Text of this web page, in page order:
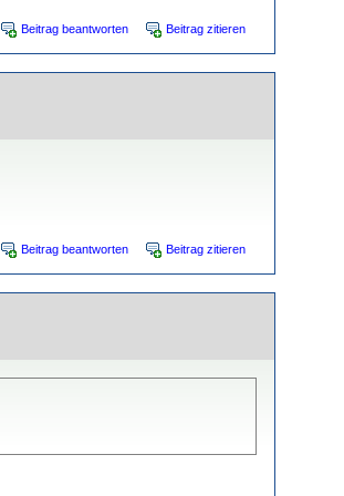
Beitrag beantworten Beitrag zitieren
Beitrag beantworten Beitrag zitieren